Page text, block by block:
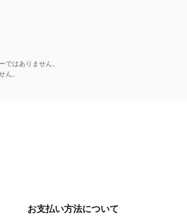
はありません。
ん。
お支払い方法について